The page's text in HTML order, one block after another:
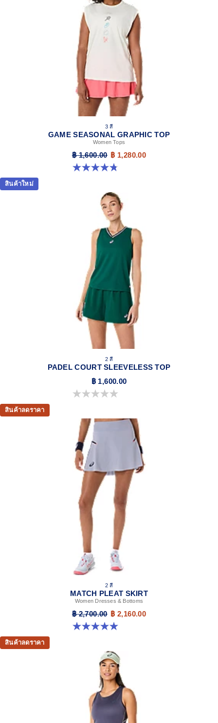
3 สี
GAME SEASONAL GRAPHIC TOP
Women Tops
฿ 1,600.00 ฿ 1,280.00
4.8 จาก 5 ดาว 9 รีวิว
สินค้าใหม่
2 สี
PADEL COURT SLEEVELESS TOP
฿ 1,600.00
0.0 จาก 5 ดาว
สินค้าลดราคา
2 สี
MATCH PLEAT SKIRT
Women Dresses & Bottoms
฿ 2,700.00 ฿ 2,160.00
5.0 จาก 5 ดาว 1 รีวิว
สินค้าลดราคา